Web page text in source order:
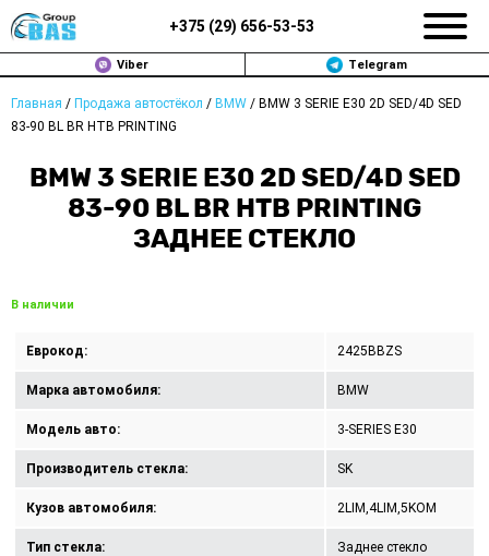
+375 (29) 656-53-53
Viber Telegram
Главная / Продажа автостёкол / BMW / BMW 3 SERIE E30 2D SED/4D SED
83-90 BL BR HTB PRINTING
BMW 3 SERIE E30 2D SED/4D SED
83-90 BL BR HTB PRINTING
ЗАДНЕЕ СТЕКЛО
В наличии
Еврокод: 2425BBZS
Марка автомобиля: BMW
Модель авто: 3-SERIES E30
Производитель стекла: SK
Кузов автомобиля: 2LIM,4LIM,5KOM
Тип стекла: Заднее стекло
ЗАМЕНА АВТОСТЕКОЛ В МИНСКЕ
ПРОДАЖА АВТОСТЁКОЛ
РЕМОНТ
ПОЛИТИКА КОНФИДЕНЦИАЛЬНОСТИ